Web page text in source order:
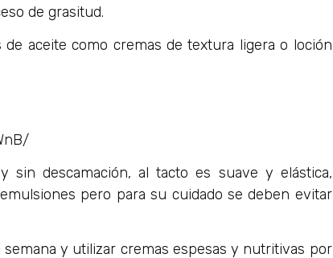
de grasitud.
aceite como cremas de textura ligera o loción
descamación, al tacto es suave y elástica,
pero para su cuidado se deben evitar
semana y utilizar cremas espesas y nutritivas por